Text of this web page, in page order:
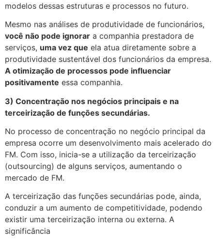
modelos dessas estruturas e processos no futuro.
Mesmo nas análises de produtividade de funcionários,
você não pode ignorar a companhia prestadora de
serviços, uma vez que ela atua diretamente sobre a
produtividade sustentável dos funcionários da empresa.
A otimização de processos pode influenciar
positivamente essa companhia.
3) Concentração nos negócios principais e na
terceirização de funções secundárias.
No processo de concentração no negócio principal da
empresa ocorre um desenvolvimento mais acelerado do
FM. Com isso, inicia-se a utilização da terceirização
(outsourcing) de alguns serviços, aumentando o
mercado de FM.
A terceirização das funções secundárias pode, ainda,
conduzir a um aumento de competitividade, podendo
existir uma terceirização interna ou externa. A
significância